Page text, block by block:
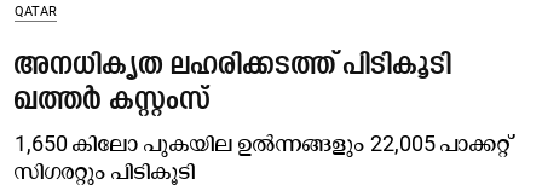
QATAR
അനധികൃത ലഹരിക്കടത്ത് പിടികൂടി
ഖത്തർ കസ്റ്റംസ്
1,650 കിലോ പുകയില ഉൽന്നങ്ങളും 22,005 പാക്കറ്റ്
സിഗരറ്റും പിടികൂടി